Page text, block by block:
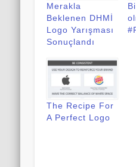
Merakla
Beklenen DHMİ
Logo Yarışması
Sonuçlandı
The Recipe For
A Perfect Logo